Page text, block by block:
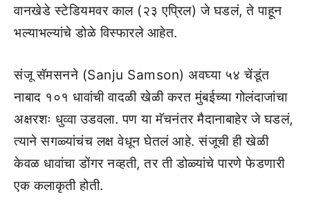
वानखेडे स्टेडियमवर काल (२३ एप्रिल) जे घडलं, ते पाहून
भल्याभल्यांचे डोळे विस्फारले आहेत.
संजू सॅमसनने (Sanju Samson) अवघ्या ५४ चेंडूंत
नाबाद १०१ धावांची वादळी खेळी करत मुंबईच्या गोलंदाजांचा
अक्षरशः धुव्वा उडवला. पण या मॅचनंतर मैदानाबाहेर जे घडलं,
त्याने सगळ्यांचंच लक्ष वेधून घेतलं आहे. संजूची ही खेळी
केवळ धावांचा डोंगर नव्हती, तर ती डोळ्यांचे पारणे फेडणारी
एक कलाकृती होती.